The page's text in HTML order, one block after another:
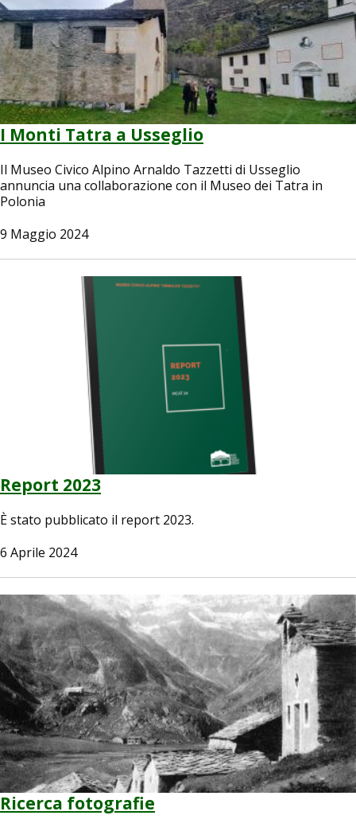
I Monti Tatra a Usseglio
Il Museo Civico Alpino Arnaldo Tazzetti di Usseglio
annuncia una collaborazione con il Museo dei Tatra in
Polonia
9 Maggio 2024
Report 2023
È stato pubblicato il report 2023.
6 Aprile 2024
Image
Ricerca fotografie